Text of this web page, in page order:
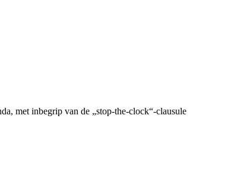
met inbegrip van de „stop-the-clock“-clausule